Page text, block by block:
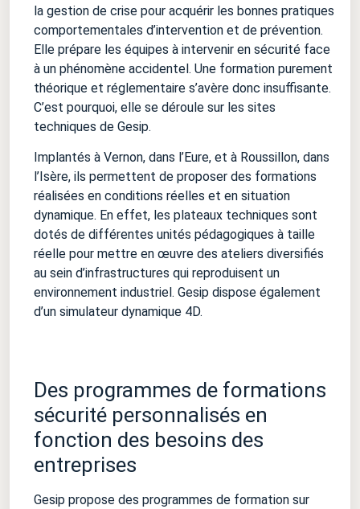
la gestion de crise pour acquérir les bonnes pratiques
comportementales d’intervention et de prévention.
Elle prépare les équipes à intervenir en sécurité face
à un phénomène accidentel. Une formation purement
théorique et réglementaire s’avère donc insuffisante.
C’est pourquoi, elle se déroule sur les sites
techniques de Gesip.
Implantés à Vernon, dans l’Eure, et à Roussillon, dans
l’Isère, ils permettent de proposer des formations
réalisées en conditions réelles et en situation
dynamique. En effet, les plateaux techniques sont
dotés de différentes unités pédagogiques à taille
réelle pour mettre en œuvre des ateliers diversifiés
au sein d’infrastructures qui reproduisent un
environnement industriel. Gesip dispose également
d’un simulateur dynamique 4D.
Des programmes de formations
sécurité personnalisés en
fonction des besoins des
entreprises
Gesip propose des programmes de formation sur